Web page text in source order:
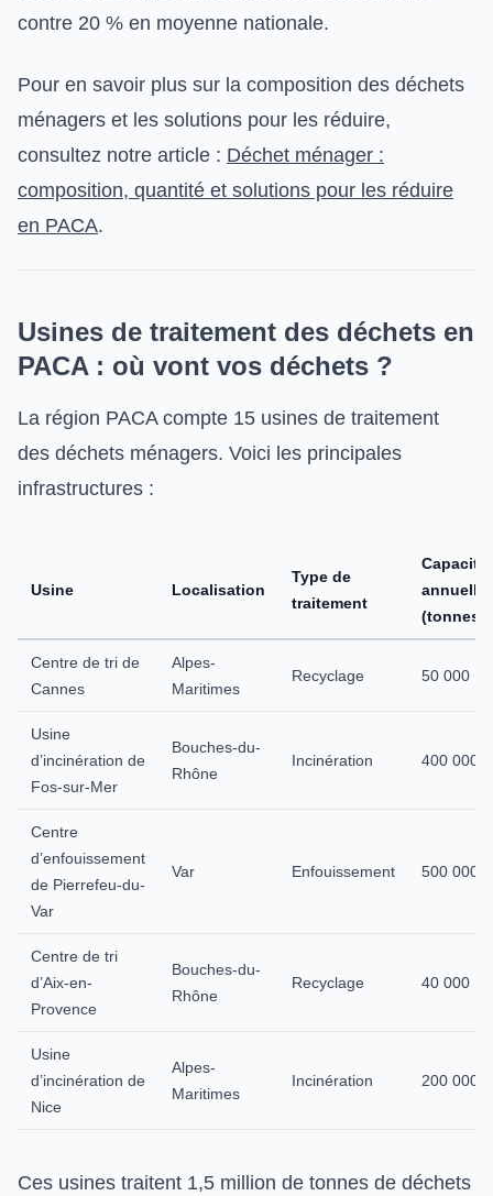
contre 20 % en moyenne nationale.
Pour en savoir plus sur la composition des déchets
ménagers et les solutions pour les réduire,
consultez notre article : Déchet ménager :
composition, quantité et solutions pour les réduire
en PACA.
Usines de traitement des déchets en
PACA : où vont vos déchets ?
La région PACA compte 15 usines de traitement
des déchets ménagers. Voici les principales
infrastructures :
Usine Localisation
Type de
traitement
Capacité
annuelle
(tonnes)
Centre de tri de
Cannes
Alpes-
Maritimes
Recyclage 50 000
Usine
d’incinération de
Fos-sur-Mer
Bouches-du-
Rhône
Incinération 400 000
Centre
d’enfouissement
de Pierrefeu-du-
Var
Var Enfouissement 500 000
Centre de tri
d’Aix-en-
Provence
Bouches-du-
Rhône
Recyclage 40 000
Usine
d’incinération de
Nice
Alpes-
Maritimes
Incinération 200 000
Ces usines traitent 1,5 million de tonnes de déchets